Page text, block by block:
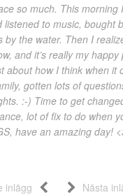
so much. This morning
to music, bought
by the water. Then I
and it’s really my happy
about how I think when it
gotten lots of
:-) Time to get
lot of fix to do when
have an amazing day!
inlägg Nästa